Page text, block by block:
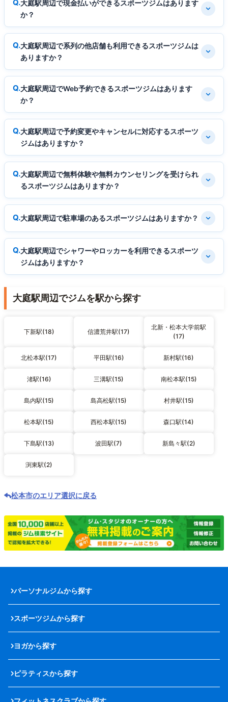
大庭駅周辺で現金払いができるスポーツジムはあります
か？
大庭駅周辺で系列の他店舗も利用できるスポーツジムは
ありますか？
大庭駅周辺でWeb予約できるスポーツジムはあります
か？
大庭駅周辺で予約変更やキャンセルに対応するスポーツ
ジムはありますか？
大庭駅周辺で無料体験や無料カウンセリングを受けられ
るスポーツジムはありますか？
大庭駅周辺で駐車場のあるスポーツジムはありますか？
大庭駅周辺でシャワーやロッカーを利用できるスポーツ
ジムはありますか？
大庭駅周辺でジムを駅から探す
下新駅(18) 信濃荒井駅(17)
北新・松本大学前駅
(17)
北松本駅(17) 平田駅(16) 新村駅(16)
渚駅(16) 三溝駅(15) 南松本駅(15)
島内駅(15) 島高松駅(15) 村井駅(15)
松本駅(15) 西松本駅(15) 森口駅(14)
下島駅(13) 波田駅(7) 新島々駅(2)
渕東駅(2)
松本市のエリア選択に戻る
パーソナルジムから探す
スポーツジムから探す
ヨガから探す
ピラティスから探す